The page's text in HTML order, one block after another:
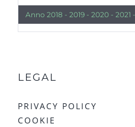
Anno 2018 - 2019 - 2020 -
LEGAL
PRIVACY POLICY
COOKIE